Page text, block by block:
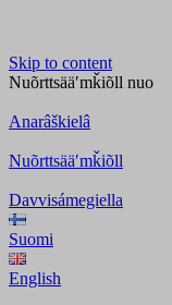
Skip to content
Nuõrttsääʹmǩiõll nuo
Anarâškielâ
Nuõrttsääʹmǩiõll
Davvisámegiella
Suomi
English